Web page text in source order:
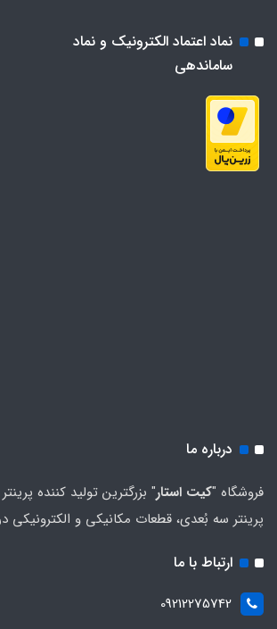
نماد اعتماد الکترونیک و نماد
ساماندهی
درباره ما
فروشگاه "کیت استار" بزرگترین تولید کننده
پرینتر سه بُعدی، قطعات مکانیکی و الکترونیکی
ارتباط با ما
09212275742